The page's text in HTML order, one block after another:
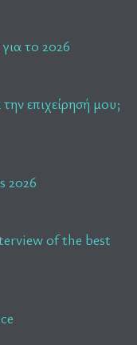
το 2026
επιχείρησή μου;
2026
of the best